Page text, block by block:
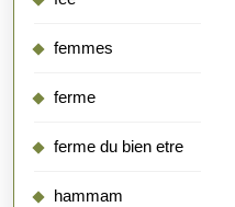
femmes
ferme
ferme du bien etre
hammam